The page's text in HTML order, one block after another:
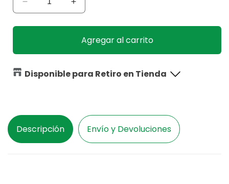
Reducir
cantidad
para
Aumentar
cantidad
para
Limpiador
Agregar al carrito
Disponible para Retiro en Tienda
Descripción Envío y Devoluciones